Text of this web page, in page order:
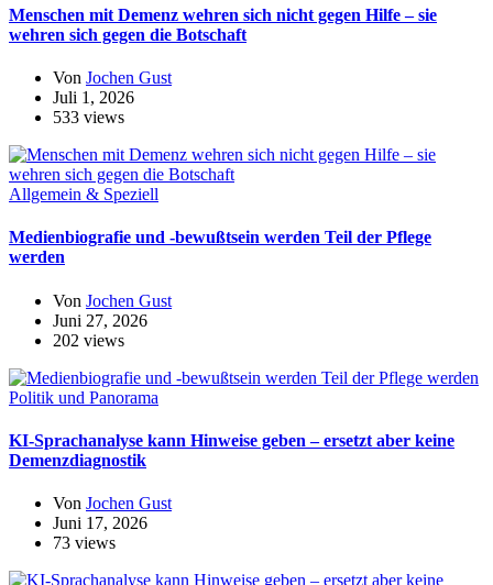
Menschen mit Demenz wehren sich nicht gegen Hilfe – sie
wehren sich gegen die Botschaft
Von Jochen Gust
Juli 1, 2026
533 views
Allgemein & Speziell
Medienbiografie und -bewußtsein werden Teil der Pflege
werden
Von Jochen Gust
Juni 27, 2026
202 views
Politik und Panorama
KI-Sprachanalyse kann Hinweise geben – ersetzt aber keine
Demenzdiagnostik
Von Jochen Gust
Juni 17, 2026
73 views